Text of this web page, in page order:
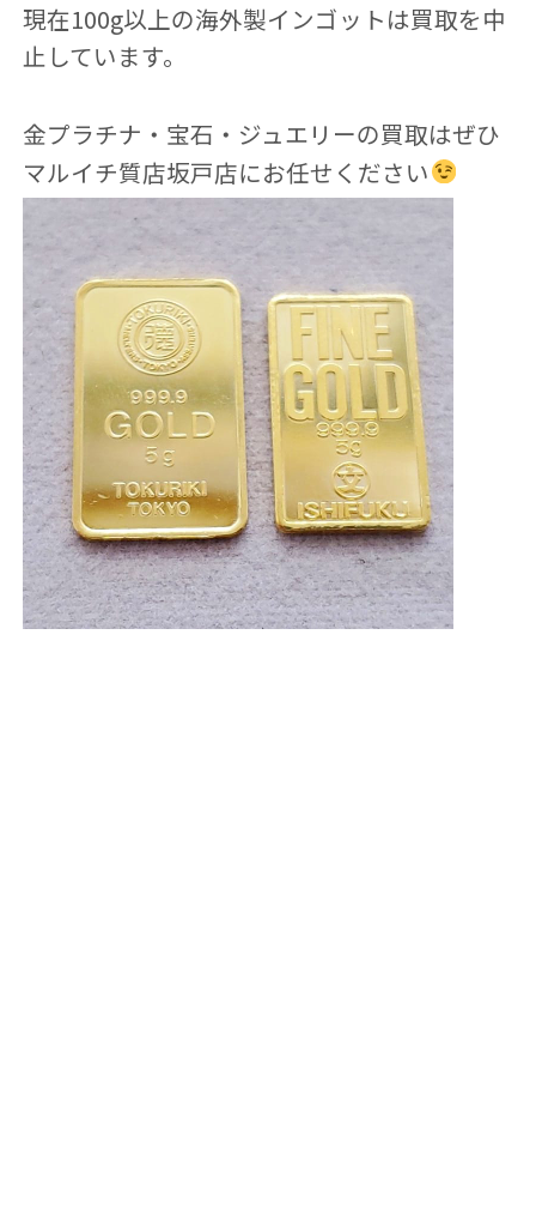
現在100g以上の海外製インゴットは買取を中
止しています。
金プラチナ・宝石・ジュエリーの買取はぜひ
マルイチ質店坂戸店にお任せください